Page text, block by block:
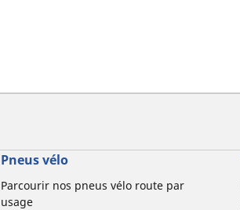
Pneus vélo
Parcourir nos pneus vélo route par
usage